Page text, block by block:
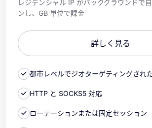
レジデンシャル IP がバックグラウンドで
ンし、GB 単位で課金
詳しく見る
都市レベルでジオターゲティングされ
HTTP と SOCKS5 対応
ローテーションまたは固定セッション